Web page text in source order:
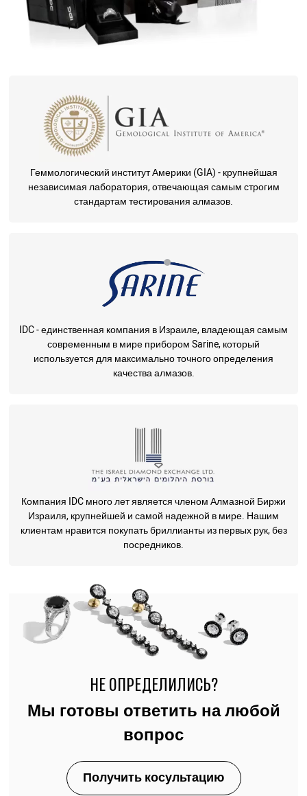
Геммологический институт Америки (GIA) - крупнейшая
независимая лаборатория, отвечающая самым строгим
стандартам тестирования алмазов.
IDC - единственная компания в Израиле, владеющая самым
современным в мире прибором Sarine, который
используется для максимально точного определения
качества алмазов.
Компания IDC много лет является членом Алмазной Биржи
Израиля, крупнейшей и самой надежной в мире. Нашим
клиентам нравится покупать бриллианты из первых рук, без
посредников.
НЕ ОПРЕДЕЛИЛИСЬ?
Мы готовы ответить на любой
вопрос
Получить косультацию